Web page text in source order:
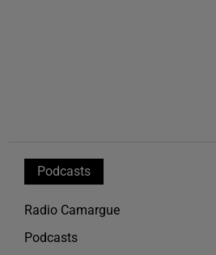
Podcasts
Radio Camargue
Podcasts